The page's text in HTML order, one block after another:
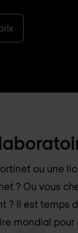
ou une
? Ou vous
? Il est temps
mondial pour